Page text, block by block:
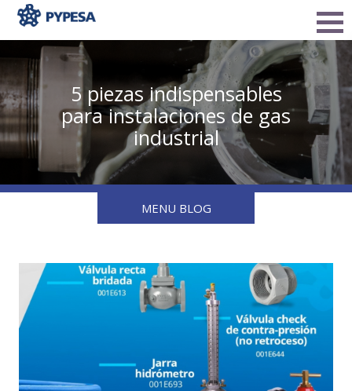
5 piezas indispensables
para instalaciones de gas
industrial
MENU BLOG